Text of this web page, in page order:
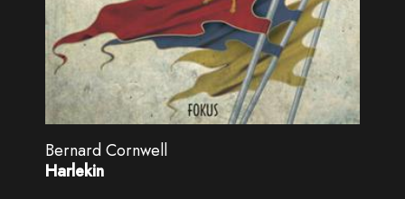
Bernard Cornwell
Harlekin